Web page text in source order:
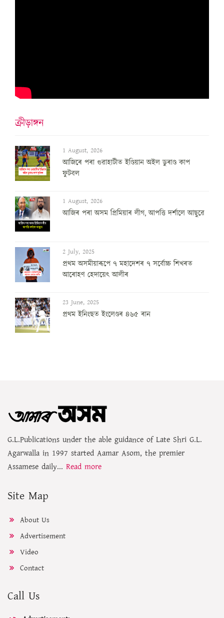
ক্ৰীড়াঙ্গন
1 August, 2026
আজিৰে পৰা গুৱাহাটীত ইণ্ডিয়ান অইল ডুৰাণ্ড কাপ
ফুটবল
1 August, 2026
আজিৰ পৰা অসম প্ৰিমিয়াৰ লীগ, আপত্তি দৰ্শালে আছুৱে
2 July, 2025
প্ৰথম অসমীয়াৰূপে ৭ মহাদেশৰ ৭ সৰ্বোচ্চ শিখৰত
আৰোহণ হেদায়েৎ আলীৰ
23 June, 2025
প্ৰথম ইনিংছত ইংলেণ্ডৰ ৪৬৫ ৰান
G.L.Publications under the able guidance of Late Shri G.L.
Agarwalla in 1997 started Aamar Asom, the premier
Assamese daily... Read more
Site Map
About Us
Advertisement
Video
Contact
Call Us